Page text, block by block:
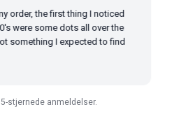
order, the first thing I noticed
were some dots all over the
something I expected to find
stjernede anmeldelser.